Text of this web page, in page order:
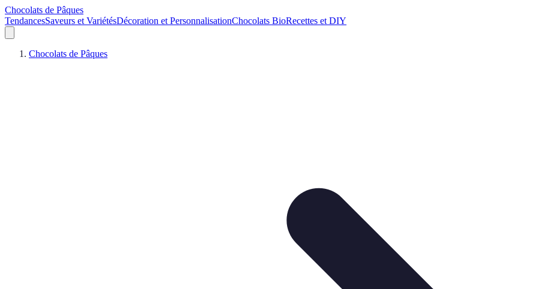
Chocolats de Pâques
TendancesSaveurs et VariétésDécoration et PersonnalisationChocolats BioRecettes et DIY
Chocolats de Pâques